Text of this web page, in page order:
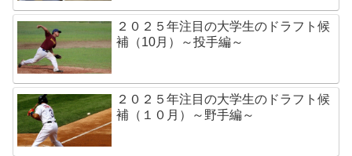
２０２５年注目の大学生のドラフト候
補（10月）～投手編～
２０２５年注目の大学生のドラフト候
補（１０月）～野手編～